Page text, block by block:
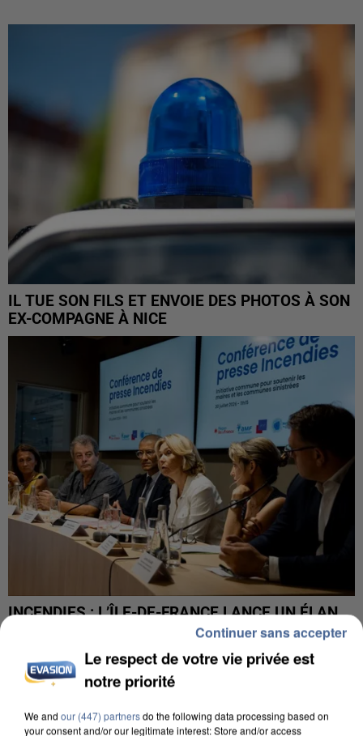
IL TUE SON FILS ET ENVOIE DES PHOTOS À SON
EX-COMPAGNE À NICE
INCENDIES : L’ÎLE-DE-FRANCE LANCE UN ÉLAN
DE SOLIDARITÉ AVEC LES...
Le respect de votre vie privée est
notre priorité
We and our (447) partnersdo the following data processing based on
your consent and/or our legitimate interest: Store and/or access
Continuer sans accepter